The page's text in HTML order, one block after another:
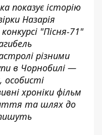
показує історію
Назарія
"Пісня-71"
різними
в Чорнобилі —
особисті
хроніки фільм
та шлях до